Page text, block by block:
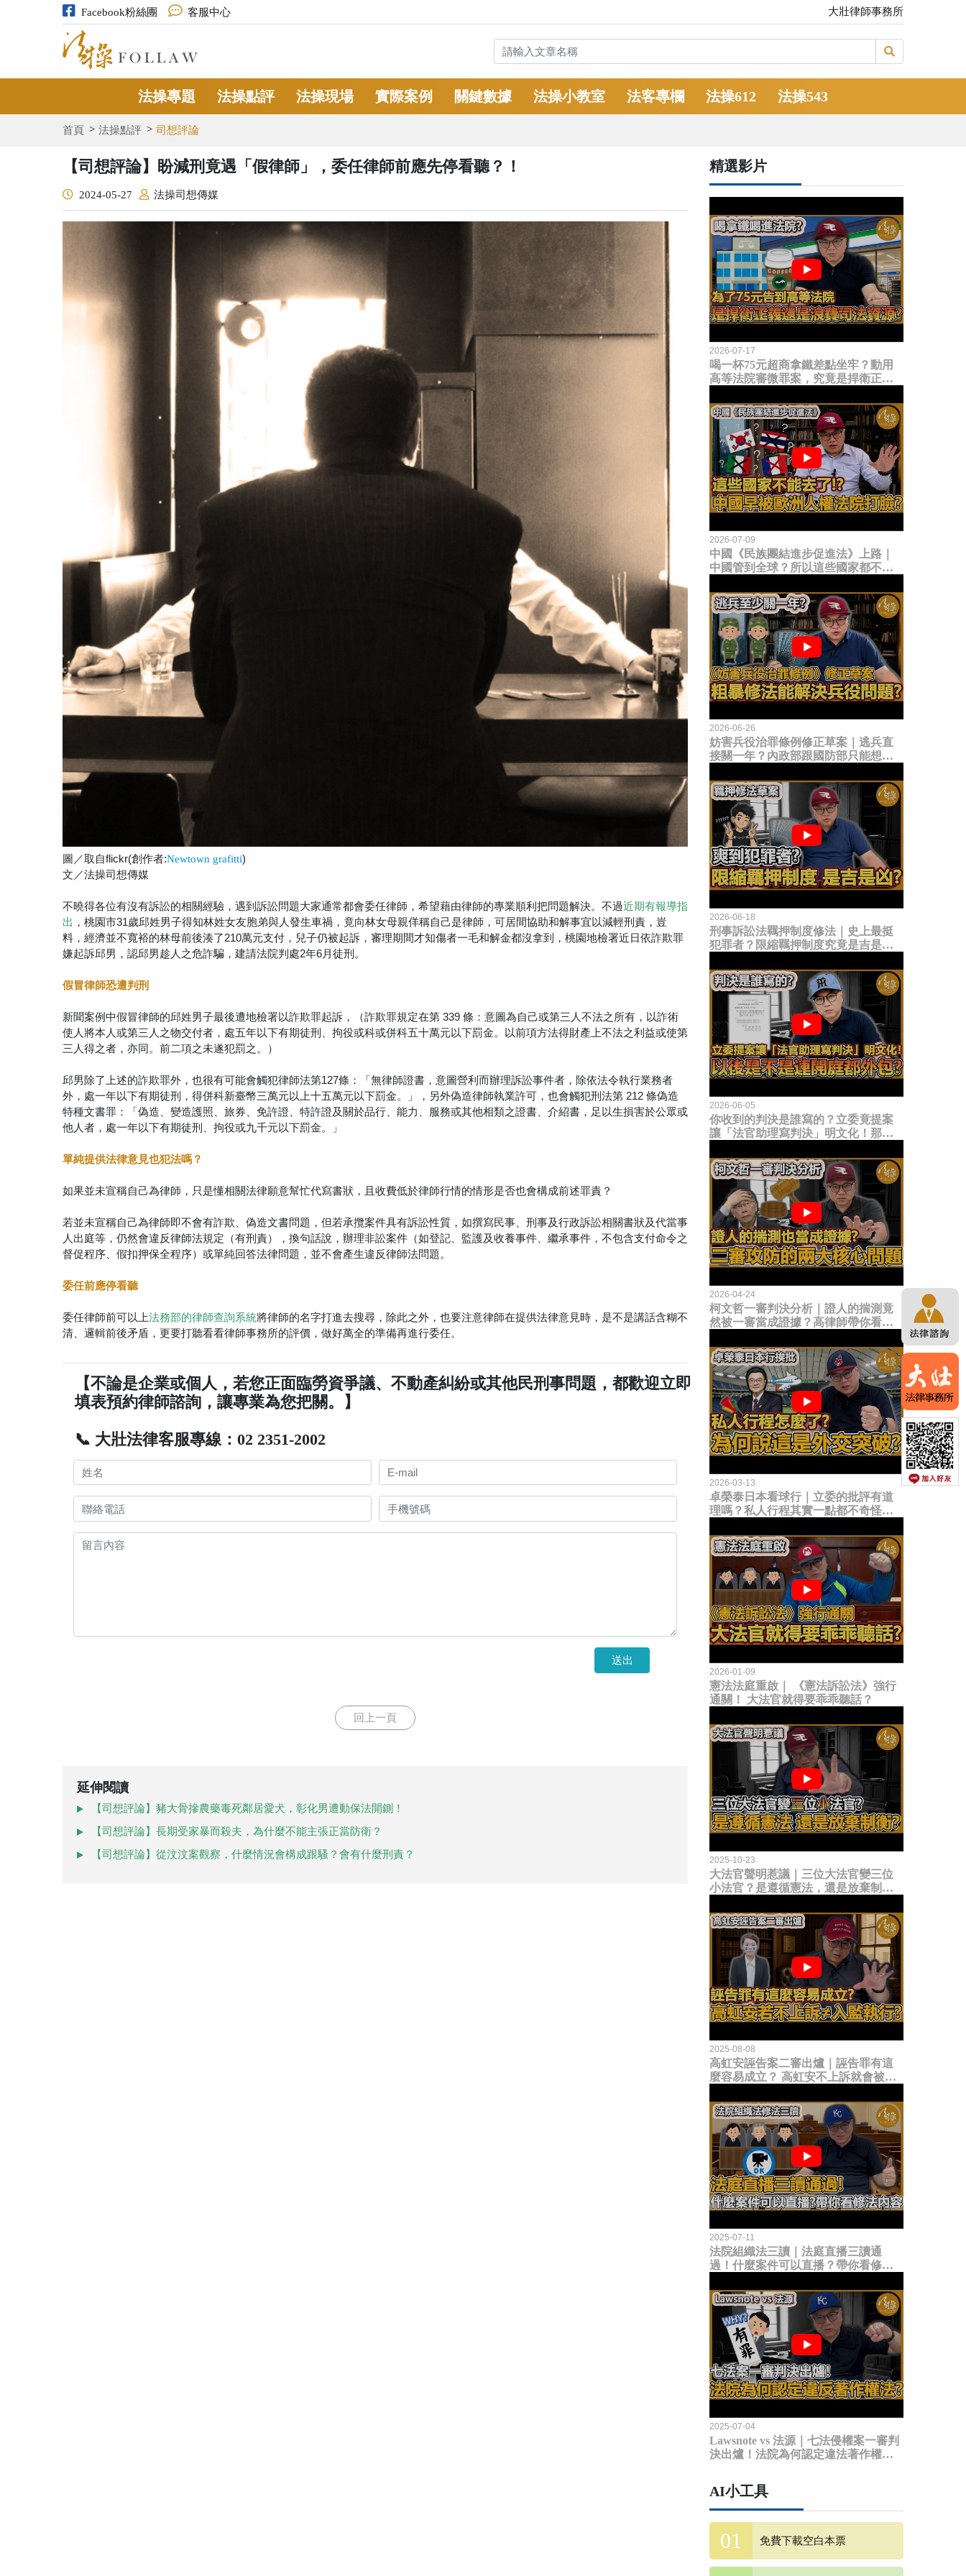
Facebook粉絲團 客服中心 大壯律師事務所
法操專題 法操點評 法操現場 實際案例 關鍵數據 法操小教室 法客專欄 法操612 法操543
首頁 法操點評 司想評論
【司想評論】盼減刑竟遇「假律師」，委任律師前應先停看聽？！
2024-05-27 法操司想傳媒
圖／取自flickr(創作者:Newtown grafitti)
文／法操司想傳媒
不曉得各位有沒有訴訟的相關經驗，遇到訴訟問題大家通常都會委任律師，希望藉由律師的專業順利把問題解決。不過近期有報導指
出 ，桃園市31歲邱姓男子得知林姓女友胞弟與人發生車禍，竟向林女母親佯稱自己是律師，可居間協助和解事宜以減輕刑責，豈
料，經濟並不寬裕的林母前後湊了210萬元支付，兒子仍被起訴，審理期間才知傷者一毛和解金都沒拿到，桃園地檢署近日依詐欺罪
嫌起訴邱男，認邱男趁人之危詐騙，建請法院判處2年6月徒刑。
假冒律師恐遭判刑
新聞案例中假冒律師的邱姓男子最後遭地檢署以詐欺罪起訴，（詐欺罪規定在第 339 條：意圖為自己或第三人不法之所有，以詐術
使人將本人或第三人之物交付者，處五年以下有期徒刑、拘役或科或併科五十萬元以下罰金。以前項方法得財產上不法之利益或使第
三人得之者，亦同。前二項之未遂犯罰之。）
邱男除了上述的詐欺罪外，也很有可能會觸犯律師法第127條：「無律師證書，意圖營利而辦理訴訟事件者，除依法令執行業務者
外，處一年以下有期徒刑，得併科新臺幣三萬元以上十五萬元以下罰金。」，另外偽造律師執業許可，也會觸犯刑法第 212 條偽造
特種文書罪：「偽造、變造護照、旅券、免許證、特許證及關於品行、能力、服務或其他相類之證書、介紹書，足以生損害於公眾或
他人者，處一年以下有期徒刑、拘役或九千元以下罰金。」
單純提供法律意見也犯法嗎？
如果並未宣稱自己為律師，只是懂相關法律願意幫忙代寫書狀，且收費低於律師行情的情形是否也會構成前述罪責？
若並未宣稱自己為律師即不會有詐欺、偽造文書問題，但若承攬案件具有訴訟性質，如撰寫民事、刑事及行政訴訟相關書狀及代當事
人出庭等，仍然會違反律師法規定（有刑責），換句話說，辦理非訟案件（如登記、監護及收養事件、繼承事件，不包含支付命令之
督促程序、假扣押保全程序）或單純回答法律問題，並不會產生違反律師法問題。
委任前應停看聽
委任律師前可以上法務部的律師查詢系統將律師的名字打進去搜尋，除此之外，也要注意律師在提供法律意見時，是不是講話含糊不
清、邏輯前後矛盾，更要打聽看看律師事務所的評價，做好萬全的準備再進行委任。
【不論是企業或個人，若您正面臨勞資爭議、不動產糾紛或其他民刑事問題，都歡迎立即
填表預約律師諮詢，讓專業為您把關。】
📞 大壯法律客服專線：02 2351-2002
送出
回上一頁
延伸閱讀
【司想評論】豬大骨摻農藥毒死鄰居愛犬，彰化男遭動保法開鍘！
【司想評論】長期受家暴而殺夫，為什麼不能主張正當防衛？
【司想評論】從汶汶案觀察，什麼情況會構成跟騷？會有什麼刑責？
精選影片
2026-07-17
喝一杯75元超商拿鐵差點坐牢？動用
高等法院審微罪案，究竟是捍衛正義
2026-07-09
中國《民族團結進步促進法》上路｜
中國管到全球？所以這些國家都不能
臉？
2026-06-26
妨害兵役治罪條例修正草案｜逃兵直
接關一年？內政部跟國防部只能想到
題？
2026-06-18
刑事訴訟法羈押制度修法｜史上最挺
犯罪者？限縮羈押制度究竟是吉是
2026-06-05
你收到的判決是誰寫的？立委竟提案
讓「法官助理寫判決」明文化！那以
2026-04-24
柯文哲一審判決分析｜證人的揣測竟
然被一審當成證據？高律師帶你看未
2026-03-13
卓榮泰日本看球行｜立委的批評有道
理嗎？私人行程其實一點都不奇怪？
2026-01-09
憲法法庭重啟｜ 《憲法訴訟法》強行
通關！ 大法官就得要乖乖聽話？
2025-10-23
大法官聲明惹議｜三位大法官變三位
小法官？是遵循憲法，還是放棄制衡
2025-08-08
高虹安誣告案二審出爐｜誣告罪有這
麼容易成立？ 高虹安不上訴就會被
2025-07-11
法院組織法三讀｜法庭直播三讀通
過！什麼案件可以直播？帶你看修法
2025-07-04
Lawsnote vs 法源｜七法侵權案一審判
決出爐！法院為何認定違法著作權
AI小工具
免費下載空白本票